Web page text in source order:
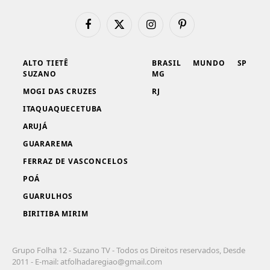
FacebookX
InstagramPinterest
ALTO TIETÊ
SUZANO
MOGI DAS CRUZES
ITAQUAQUECETUBA
ARUJÁ
GUARAREMA
FERRAZ DE VASCONCELOS
POÁ
GUARULHOS
BIRITIBA MIRIM
BRASIL
MG
RJ
MUNDO SP
Grupo Folha 12 - Suzano TV - Todos os Direitos reservados, Desde
2011 - E-mail:atfolhadaregiao@gmail.com